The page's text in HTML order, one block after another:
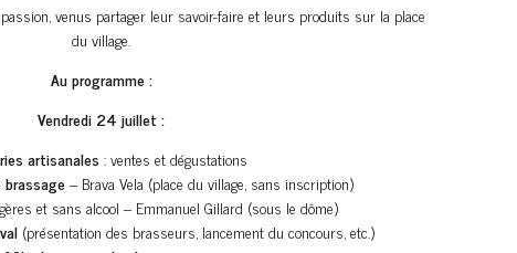
venus partager leur savoir-faire et leurs produits sur la place
du village.
Au programme :
Vendredi 24 juillet :
artisanales : ventes et dégustations
– Brava Vela (place du village, sans inscription)
et sans alcool – Emmanuel Gillard (sous le dôme)
(présentation des brasseurs, lancement du concours, etc.)